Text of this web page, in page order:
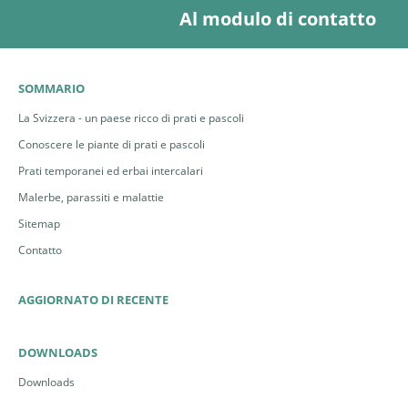
Al modulo di contatto
SOMMARIO
La Svizzera - un paese ricco di prati e pascoli
Conoscere le piante di prati e pascoli
Prati temporanei ed erbai intercalari
Malerbe, parassiti e malattie
Sitemap
Contatto
AGGIORNATO DI RECENTE
DOWNLOADS
Downloads